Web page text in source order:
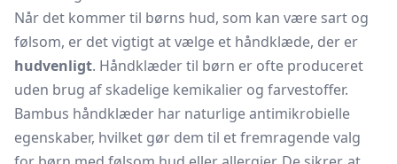
Når det kommer til børns hud, som kan være sart og
følsom, er det vigtigt at vælge et håndklæde, der er
hudvenligt. Håndklæder til børn er ofte produceret
uden brug af skadelige kemikalier og farvestoffer.
Bambus håndklæder har naturlige antimikrobielle
egenskaber, hvilket gør dem til et fremragende valg